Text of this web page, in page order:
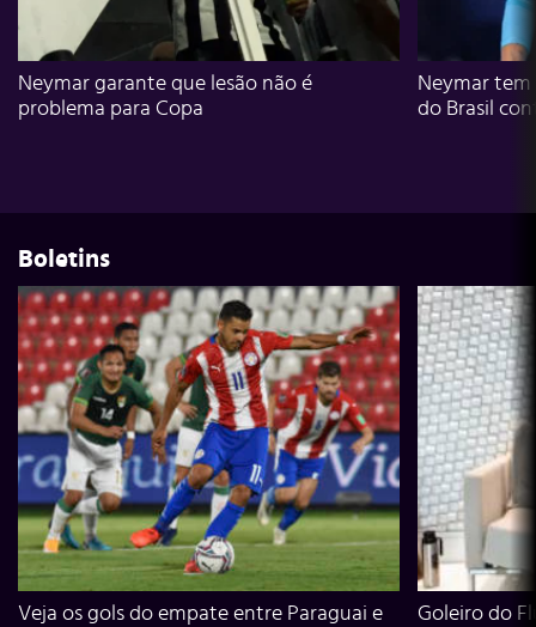
Neymar garante que lesão não é
problema para Copa
Neymar
do Brasil
Boletins
Veja os gols do empate entre Paraguai e
Goleiro do